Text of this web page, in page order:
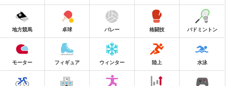
地方競馬 卓球 バレー 格闘技 バドミントン
モーター フィギュア ウィンター 陸上 水泳